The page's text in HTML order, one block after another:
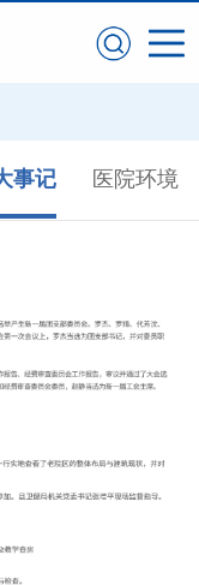
事记 医院环境